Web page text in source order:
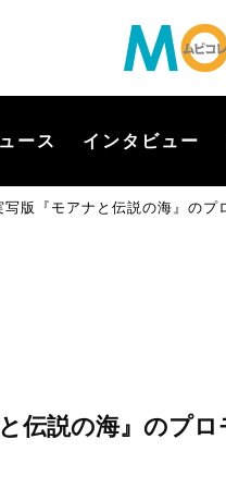
ース インタビュー
版『モアナと伝説の海』のプ
伝説の海』のプ